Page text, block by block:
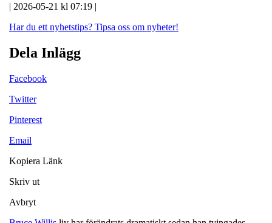
| 2026-05-21 kl 07:19 |
Har du ett nyhetstips? Tipsa oss om nyheter!
Dela Inlägg
Facebook
Twitter
Pinterest
Email
Kopiera Länk
Skriv ut
Avbryt